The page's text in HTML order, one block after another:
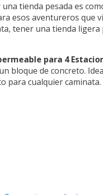
tienda pesada es
esos aventureros que
tener una tienda
para 4
bloque de concreto.
cualquier